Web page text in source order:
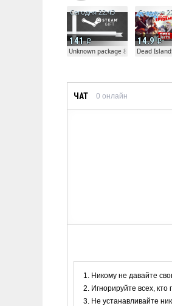
141
Сегодня 22:43
Unknown package 81804
14.9
Сегодня
Dead
ЧАТ 0 онлайн
Никому не давайте
Игнорируйте всех,
Не устанавливайте